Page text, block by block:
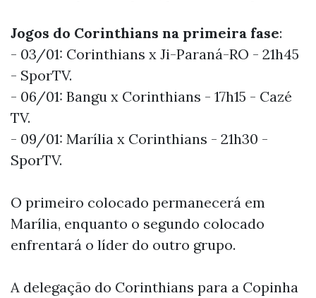
Jogos do Corinthians na primeira fase:
- 03/01: Corinthians x Ji-Paraná-RO - 21h45
- SporTV.
- 06/01: Bangu x Corinthians - 17h15 - Cazé
TV.
- 09/01: Marília x Corinthians - 21h30 -
SporTV.
O primeiro colocado permanecerá em
Marília, enquanto o segundo colocado
enfrentará o líder do outro grupo.
A delegação do Corinthians para a Copinha